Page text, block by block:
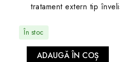
tratament extern tip
În stoc
ADAUGĂ ÎN COȘ